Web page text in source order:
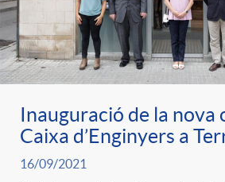
p
r
e
g
o
r
i
c
l
a
F
e
c
o
n
Inauguració de la nova
Caixa d’Enginyers a
16/09/2021